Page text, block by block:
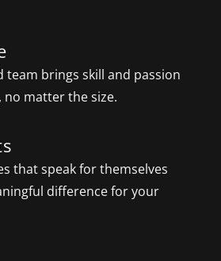
team brings skill and passion
matter the size.
that speak for themselves
difference for your